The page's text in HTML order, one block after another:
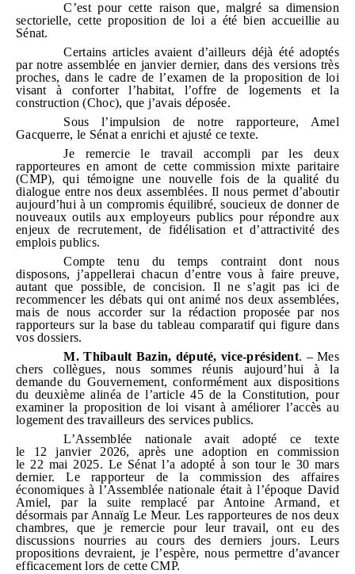
C’est pour cette raison que, malgré sa dimension
sectorielle, cette proposition de loi a été bien accueillie au
Sénat.
Certains articles avaient d’ailleurs déjà été adoptés
par notre assemblée en janvier dernier, dans des versions très
proches, dans le cadre de l’examen de la proposition de loi
visant à conforter l’habitat, l’offre de logements et la
construction (Choc), que j’avais déposée.
Sous l’impulsion de notre rapporteure, Amel
Gacquerre, le Sénat a enrichi et ajusté ce texte.
Je remercie le travail accompli par les deux
rapporteures en amont de cette commission mixte paritaire
(CMP), qui témoigne une nouvelle fois de la qualité du
dialogue entre nos deux assemblées. Il nous permet d’aboutir
aujourd’hui à un compromis équilibré, soucieux de donner de
nouveaux outils aux employeurs publics pour répondre aux
enjeux de recrutement, de fidélisation et d’attractivité des
emplois publics.
Compte tenu du temps contraint dont nous
disposons, j’appellerai chacun d’entre vous à faire preuve,
autant que possible, de concision. Il ne s’agit pas ici de
recommencer les débats qui ont animé nos deux assemblées,
mais de nous accorder sur la rédaction proposée par nos
rapporteurs sur la base du tableau comparatif qui figure dans
vos dossiers.
M. Thibault Bazin, député, vice‑président. – Mes
chers collègues, nous sommes réunis aujourd’hui à la
demande du Gouvernement, conformément aux dispositions
du deuxième alinéa de l’article 45 de la Constitution, pour
examiner la proposition de loi visant à améliorer l’accès au
logement des travailleurs des services publics.
L’Assemblée nationale avait adopté ce texte
le 12 janvier 2026, après une adoption en commission
le 22 mai 2025. Le Sénat l’a adopté à son tour le 30 mars
dernier. Le rapporteur de la commission des affaires
économiques à l’Assemblée nationale était à l’époque David
Amiel, par la suite remplacé par Antoine Armand, et
désormais par Annaïg Le Meur. Les rapporteures de nos deux
chambres, que je remercie pour leur travail, ont eu des
discussions nourries au cours des derniers jours. Leurs
propositions devraient, je l’espère, nous permettre d’avancer
efficacement lors de cette CMP.